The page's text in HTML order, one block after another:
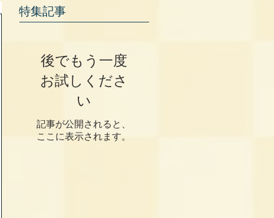
特集記事
後でもう一度
お試しくださ
い
記事が公開されると、
ここに表示されます。